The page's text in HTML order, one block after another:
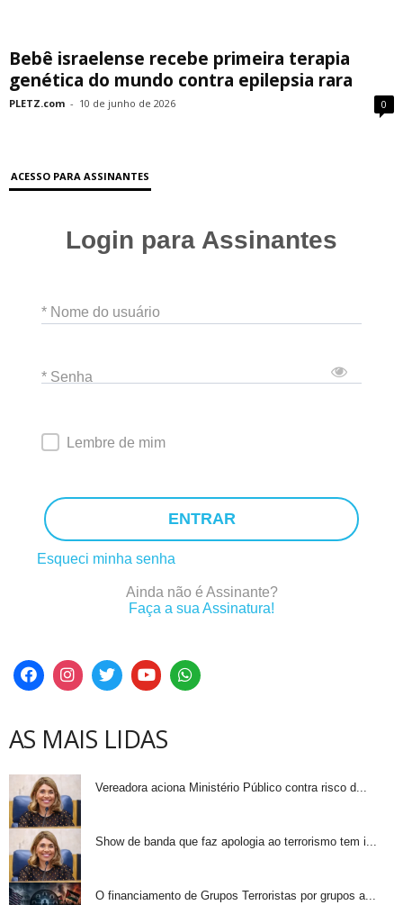
Bebê israelense recebe primeira terapia
genética do mundo contra epilepsia rara
PLETZ.com - 10 de junho de 2026 0
ACESSO PARA ASSINANTES
Login para Assinantes
* Nome do usuário
* Senha
Lembre de mim
ENTRAR
Esqueci minha senha
Ainda não é Assinante?
Faça a sua Assinatura!
AS MAIS LIDAS
Vereadora aciona Ministério Público contra risco d...
Show de banda que faz apologia ao terrorismo tem i...
O financiamento de Grupos Terroristas por grupos a...